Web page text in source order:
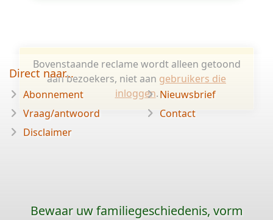
Bovenstaande reclame wordt alleen getoond
aan bezoekers, niet aan gebruikers die
inloggen.
Direct naar...
Abonnement
Vraag/antwoord
Disclaimer
Nieuwsbrief
Contact
Bewaar uw familiegeschiedenis, vorm